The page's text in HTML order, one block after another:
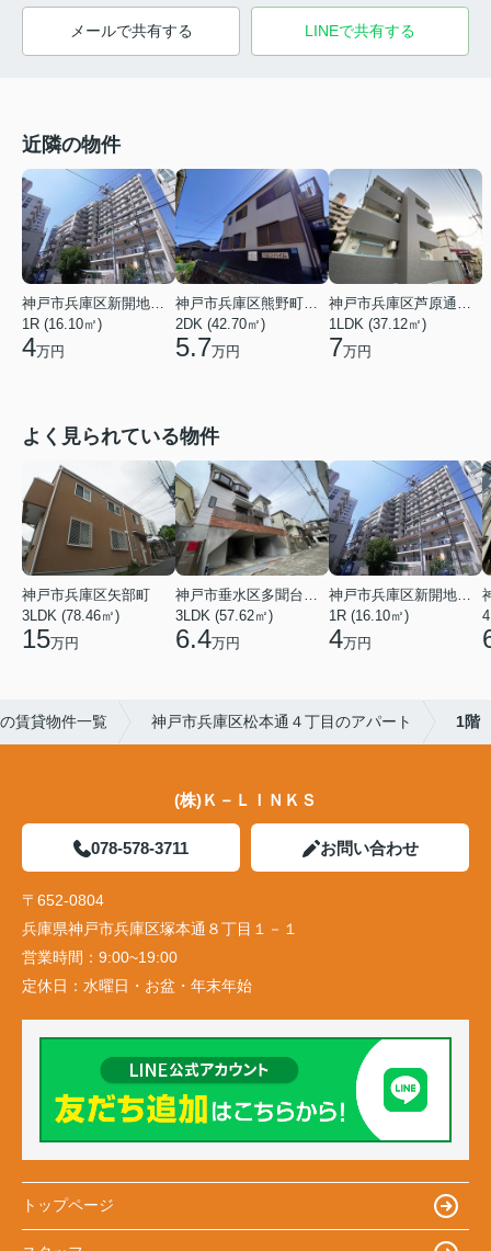
メールで共有する LINEで共有する
近隣の物件
神戸市兵庫区新開地１丁目
1R (16.10㎡)
4万円
神戸市兵庫区熊野町４丁目
2DK (42.70㎡)
5.7万円
神戸市兵庫区芦原通４丁目
1LDK (37.12㎡)
7万円
よく見られている物件
神戸市兵庫区矢部町
3LDK (78.46㎡)
15万円
神戸市垂水区多聞台２丁目
3LDK (57.62㎡)
6.4万円
神戸市兵庫区新開地１丁目
1R (16.10㎡)
4万円
賃貸物件一覧 神戸市兵庫区松本通４丁目のアパート 1階
(株)Ｋ－ＬＩＮＫＳ
078-578-3711 お問い合わせ
〒652-0804
兵庫県神戸市兵庫区塚本通８丁目１－１
営業時間： 9:00~19:00
定休日： 水曜日・お盆・年末年始
トップページ